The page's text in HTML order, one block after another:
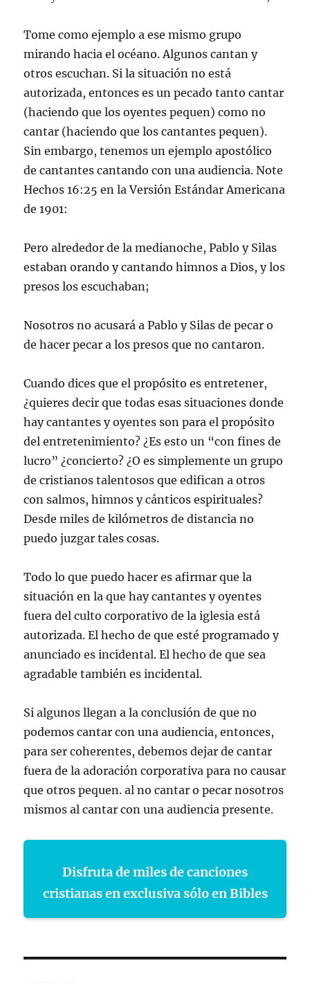
Tome como ejemplo a ese mismo grupo
mirando hacia el océano. Algunos cantan y
otros escuchan. Si la situación no está
autorizada, entonces es un pecado tanto cantar
(haciendo que los oyentes pequen) como no
cantar (haciendo que los cantantes pequen).
Sin embargo, tenemos un ejemplo apostólico
de cantantes cantando con una audiencia. Note
Hechos 16:25 en la Versión Estándar Americana
de 1901:
Pero alrededor de la medianoche, Pablo y Silas
estaban orando y cantando himnos a Dios, y los
presos los escuchaban;
Nosotros no acusará a Pablo y Silas de pecar o
de hacer pecar a los presos que no cantaron.
Cuando dices que el propósito es entretener,
¿quieres decir que todas esas situaciones donde
hay cantantes y oyentes son para el propósito
del entretenimiento? ¿Es esto un “con fines de
lucro” ¿concierto? ¿O es simplemente un grupo
de cristianos talentosos que edifican a otros
con salmos, himnos y cánticos espirituales?
Desde miles de kilómetros de distancia no
puedo juzgar tales cosas.
Todo lo que puedo hacer es afirmar que la
situación en la que hay cantantes y oyentes
fuera del culto corporativo de la iglesia está
autorizada. El hecho de que esté programado y
anunciado es incidental. El hecho de que sea
agradable también es incidental.
Si algunos llegan a la conclusión de que no
podemos cantar con una audiencia, entonces,
para ser coherentes, debemos dejar de cantar
fuera de la adoración corporativa para no causar
que otros pequen. al no cantar o pecar nosotros
mismos al cantar con una audiencia presente.
Disfruta de miles de canciones
cristianas en exclusiva sólo en Bibles